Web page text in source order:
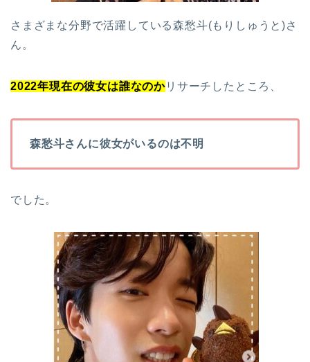
さまざまな分野で活躍している森愁斗(もりしゅうと)さ
ん。
2022年現在の彼女は誰なのかリサーチしたところ、
森愁斗さんに彼女がいるのは不明
でした。